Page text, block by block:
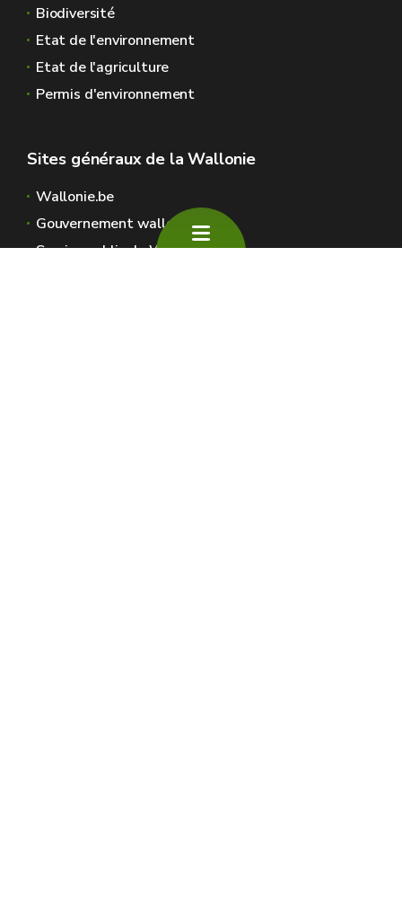
Biodiversité
Etat de l'environnement
Etat de l'agriculture
Permis d'environnement
Sites généraux de la Wallonie
Wallonie.be
Gouvernement wallon
Service public de Wallonie